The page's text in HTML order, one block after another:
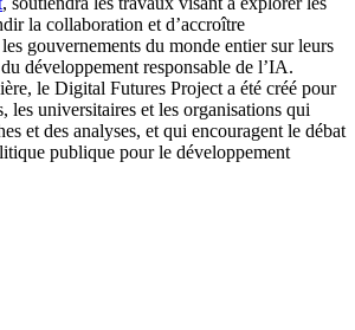
la collaboration et d’accroître
gouvernements du monde entier sur leurs
développement responsable de l’IA.
le Digital Futures Project a été créé pour
les universitaires et les organisations qui
et des analyses, et qui encouragent le débat
publique pour le développement